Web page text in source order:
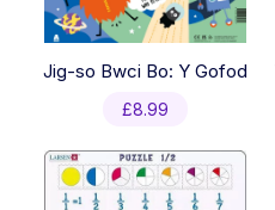
Jig-so Bwci Bo: Y Gofod
£8.99